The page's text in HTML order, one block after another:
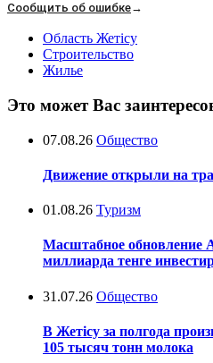
Сообщить об ошибке→
Область Жетісу
Строительство
Жилье
Это может Вас
07.08.26 Общество
Движение открыли на
01.08.26 Туризм
Масштабное обновление
миллиарда тенге
31.07.26 Общество
В Жетісу за полгода
105 тысяч тонн молока